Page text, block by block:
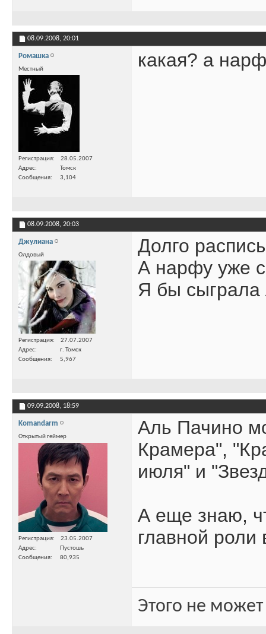
08.09.2008, 20:01
Ромашка
Местный
Регистрация
28.05.2007
Адрес
Томск
Сообщения
3,104
какая? а
08.09.2008, 20:03
Джулиана
Олдовый
Регистрация
27.07.2007
Адрес
г. Томск
Сообщения
5,967
Долго
А нарфу уже
Я бы
09.09.2008, 18:59
Komandarm
Открытый геймер
Регистрация
23.05.2007
Адрес
Пустошь
Сообщения
80,935
Аль Пачино
Крамера",
июля" и
А еще знаю,
главной
Этого не